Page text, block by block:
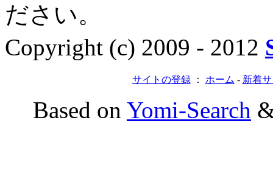
ださい。
Copyright (c) 2009 - 2012
サイトの登録： ホーム - 新着
Based on Yomi-Search